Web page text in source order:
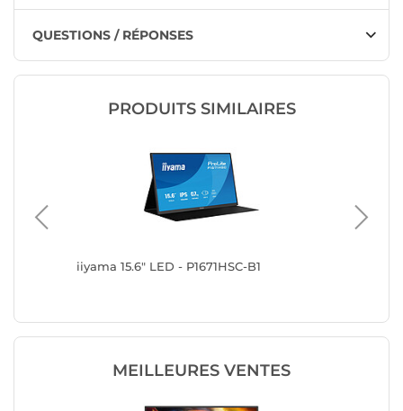
QUESTIONS / RÉPONSES
PRODUITS SIMILAIRES
iiyama 15.6" LED - P1671HSC-B1
MEILLEURES VENTES